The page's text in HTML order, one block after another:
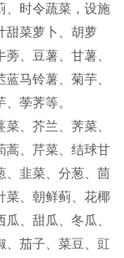
、时令蔬菜，设施
甜菜萝卜、胡萝
、豆薯、甘薯、
马铃薯、菊芋、
荸荠等。
、芥兰、荠菜、
蒿、芹菜、结球甘
、韭菜、分葱、茴
菜、朝鲜蓟、花椰
、甜瓜、冬瓜、
、茄子、菜豆、豇